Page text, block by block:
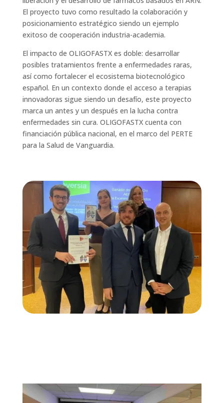
El proyecto tuvo como resultado la colaboración y
posicionamiento estratégico siendo un ejemplo
exitoso de cooperación industria-academia.
El impacto de OLIGOFASTX es doble: desarrollar
posibles tratamientos frente a enfermedades raras,
así como fortalecer el ecosistema biotecnológico
español. En un contexto donde el acceso a terapias
innovadoras sigue siendo un desafío, este proyecto
marca un antes y un después en la lucha contra
enfermedades sin cura. OLIGOFASTX cuenta con
financiación pública nacional, en el marco del PERTE
para la Salud de Vanguardia.